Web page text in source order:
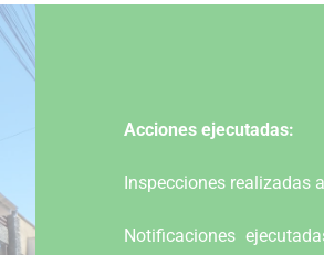
Acciones ejecutadas:
Inspecciones realizadas
Notificaciones